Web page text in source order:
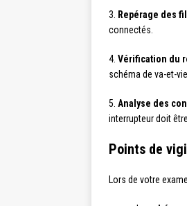
3. Repérage des
connectés.
4. Vérification du
schéma de va-et-
5. Analyse des
interrupteur doit
Points de
Lors de votre